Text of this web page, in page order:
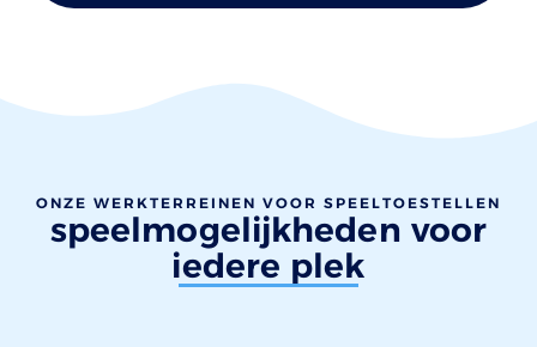
ONZE WERKTERREINEN VOOR SPEELTOESTELLEN
speelmogelijkheden voor
iedere plek